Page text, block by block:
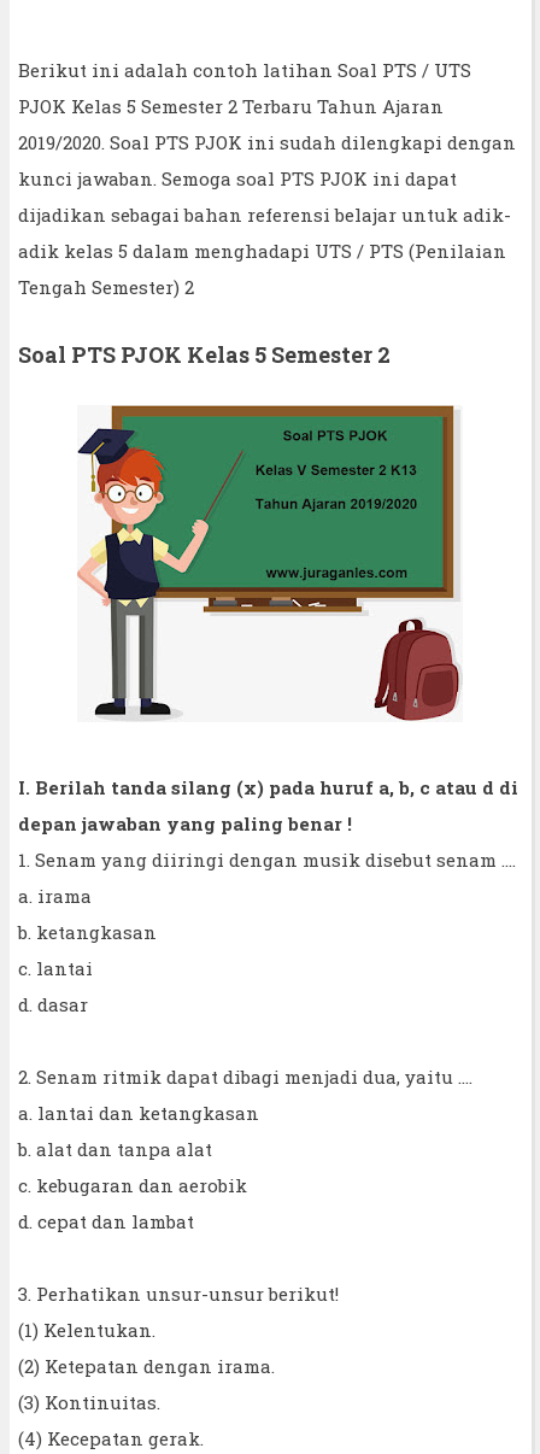
Berikut ini adalah contoh latihan Soal PTS / UTS
PJOK Kelas 5 Semester 2 Terbaru Tahun Ajaran
2019/2020. Soal PTS PJOK ini sudah dilengkapi dengan
kunci jawaban. Semoga soal PTS PJOK ini dapat
dijadikan sebagai bahan referensi belajar untuk adik-
adik kelas 5 dalam menghadapi UTS / PTS (Penilaian
Tengah Semester) 2
Soal PTS PJOK Kelas 5 Semester 2
I. Berilah tanda silang (x) pada huruf a, b, c atau d di
depan jawaban yang paling benar !
1. Senam yang diiringi dengan musik disebut senam ....
a. irama
b. ketangkasan
c. lantai
d. dasar
2. Senam ritmik dapat dibagi menjadi dua, yaitu ....
a. lantai dan ketangkasan
b. alat dan tanpa alat
c. kebugaran dan aerobik
d. cepat dan lambat
3. Perhatikan unsur-unsur berikut!
(1) Kelentukan.
(2) Ketepatan dengan irama.
(3) Kontinuitas.
(4) Kecepatan gerak.